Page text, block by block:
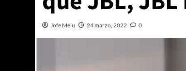
Jofe Melu 24 marzo, 2022 0